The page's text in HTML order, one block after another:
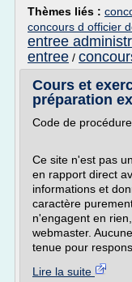
Thèmes liés :
concours d officier
entree
entree /
Cours et
préparation
Code de
Ce site n'est pas
en rapport direct
informations et
caractère
n'engagent en
webmaster.
tenue pour
Lire la suite